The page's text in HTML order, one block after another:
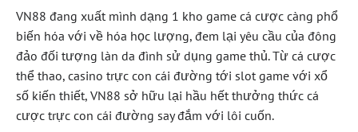
VN88 đang xuất mình dạng 1 kho game cá cược càng phổ
biến hóa với về hóa học lượng, đem lại yêu cầu của đông
đảo đối tượng làn da đình sử dụng game thủ. Từ cá cược
thể thao, casino trực con cái đường tới slot game với xổ
số kiến thiết, VN88 sở hữu lại hầu hết thưởng thức cá
cược trực con cái đường say đắm với lôi cuốn.